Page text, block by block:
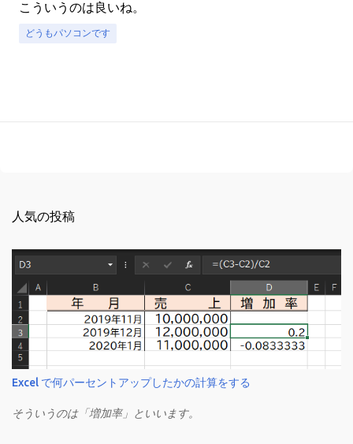
こういうのは良いね。
どうもパソコンです
人気の投稿
Excel で何パーセントアップしたかの計算をする
そういうのは「増加率」といいます。